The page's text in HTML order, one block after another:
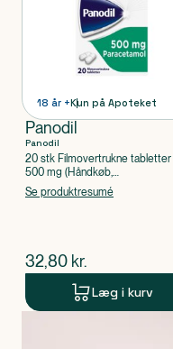
18 år +Kun på Apoteket
Panodil
Panodil
20 stk Filmovertrukne tabletter
500 mg (Håndkøb,
apoteksforbeholdt), Paracetamol
Se produktresumé
$nuværende pris
32,80 kr.
Læg i kurv